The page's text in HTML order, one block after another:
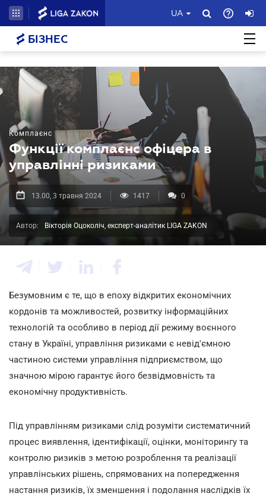
UA
БІЗНЕС
Комплаєнс
Функції комплаєнс офіцера в
управлінні ризиками
13.00, 3 травня 2024 1417 0
Автор: Вікторія Оцоколіч, експерт-аналітик LIGA ZAKON
Безумовним є те, що в епоху відкритих економічних
кордонів та можливостей, розвитку інформаційних
технологій та особливо в період дії режиму воєнного
стану в Україні, управління ризиками є невід'ємною
частиною системи управління підприємством, що
значною мірою гарантує його безвідмовність та
економічну продуктивність.
Під управлінням ризиками слід розуміти систематичний
процес виявлення, ідентифікації, оцінки, моніторингу та
контролю ризиків з метою розроблення та реалізації
управлінських рішень, спрямованих на попередження
настання ризиків, їх зменшення і подолання наслідків їх